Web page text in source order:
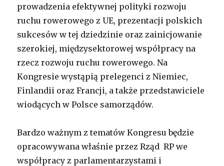
prowadzenia efektywnej polityki rozwoju
ruchu rowerowego z UE, prezentacji polskich
sukcesów w tej dziedzinie oraz zainicjowanie
szerokiej, międzysektorowej współpracy na
rzecz rozwoju ruchu rowerowego. Na
Kongresie wystąpią prelegenci z Niemiec,
Finlandii oraz Francji, a także przedstawiciele
wiodących w Polsce samorządów.
Bardzo ważnym z tematów Kongresu będzie
opracowywana właśnie przez Rząd RP we
współpracy z parlamentarzystami i